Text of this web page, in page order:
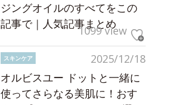
ジングオイルのすべてをこの
記事で｜人気記事まとめ
1099 view
2025/12/18
スキンケア
オルビスユー ドットと一緒に
使ってさらなる美肌に！おす